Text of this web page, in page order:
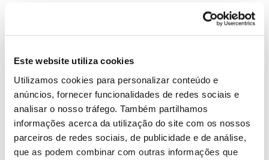
Este website utiliza cookies
Utilizamos cookies para personalizar conteúdo e
anúncios, fornecer funcionalidades de redes sociais e
analisar o nosso tráfego. Também partilhamos
informações acerca da utilização do site com os nossos
parceiros de redes sociais, de publicidade e de análise,
que as podem combinar com outras informações que
levantadas em diversos pontos a consultar na página
defacebookdo município, e são entregues em vasos
instruções do folheto informativo que as
acompanha.
Saiba mais sobre esta iniciativa
13.07.2026